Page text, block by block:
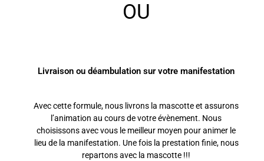
OU
Livraison ou déambulation sur votre manifestation
Avec cette formule, nous livrons la mascotte et assurons
l’animation au cours de votre évènement. Nous
choisissons avec vous le meilleur moyen pour animer le
lieu de la manifestation. Une fois la prestation finie, nous
repartons avec la mascotte !!!